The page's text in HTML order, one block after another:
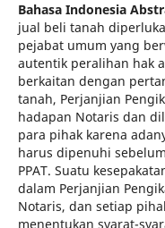
Bahasa Indonesia
jual beli tanah
pejabat umum yang
autentik peralihan hak
berkaitan dengan
tanah, Perjanjian
hadapan Notaris dan
para pihak karena
harus dipenuhi
PPAT. Suatu
dalam Perjanjian
Notaris, dan setiap
menentukan syarat-